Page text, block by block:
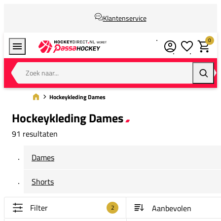
Klantenservice
Zoek naar...
0
Hockeykleding Dames
Hockeykleding Dames
91 resultaten
Dames
Shorts
Filter 2